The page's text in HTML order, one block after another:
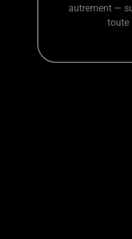
autrement —
toute